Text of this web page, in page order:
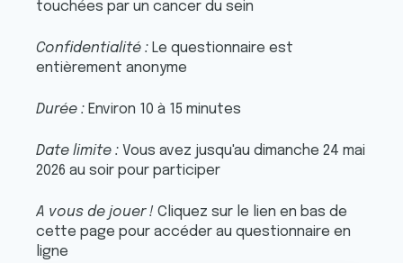
touchées par un cancer du sein
Confidentialité : Le questionnaire est
entièrement anonyme
Durée : Environ 10 à 15 minutes
Date limite : Vous avez jusqu'au dimanche 24 mai
2026 au soir pour participer
A vous de jouer ! Cliquez sur le lien en bas de
cette page pour accéder au questionnaire en
ligne